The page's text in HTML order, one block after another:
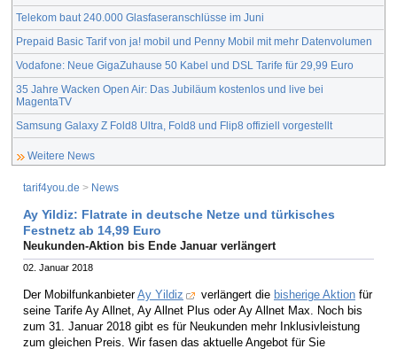
Telekom baut 240.000 Glasfaseranschlüsse im Juni
Prepaid Basic Tarif von ja! mobil und Penny Mobil mit mehr Datenvolumen
Vodafone: Neue GigaZuhause 50 Kabel und DSL Tarife für 29,99 Euro
35 Jahre Wacken Open Air: Das Jubiläum kostenlos und live bei
MagentaTV
Samsung Galaxy Z Fold8 Ultra, Fold8 und Flip8 offiziell vorgestellt
Weitere News
tarif4you.de > News
Ay Yildiz: Flatrate in deutsche Netze und türkisches
Festnetz ab 14,99 Euro
Neukunden-Aktion bis Ende Januar verlängert
02. Januar 2018
Der MobilfunkanbieterAy Yildiz verlängert die bisherige Aktion für
seine Tarife Ay Allnet, Ay Allnet Plus oder Ay Allnet Max. Noch bis
zum 31. Januar 2018 gibt es für Neukunden mehr Inklusivleistung
zum gleichen Preis. Wir fasen das aktuelle Angebot für Sie